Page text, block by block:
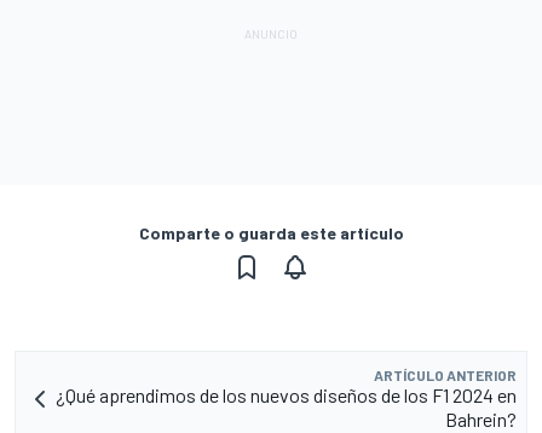
Comparte o guarda este artículo
ARTÍCULO ANTERIOR
¿Qué aprendimos de los nuevos diseños de los F1 2024 en
Bahrein?